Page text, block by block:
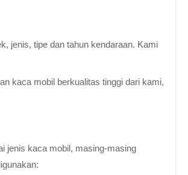
jenis, tipe dan tahun kendaraan. Kami
kaca mobil berkualitas tinggi dari kami,
jenis kaca mobil, masing-masing